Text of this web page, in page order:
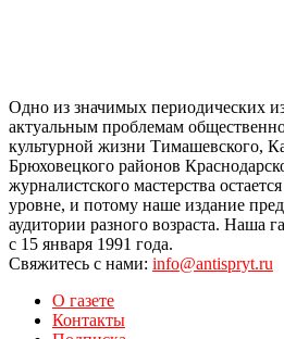
Одно из значимых периодических
актуальным проблемам
культурной жизни Тимашевского,
Брюховецкого районов
журналистского мастерства
уровне, и потому наше издание
аудитории разного возраста. Наша
с 15 января 1991 года.
Свяжитесь с нами: info@antispryt.ru
О газете
Контакты